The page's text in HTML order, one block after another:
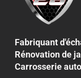
Fabriquant
Rénovation de
Carrosserie